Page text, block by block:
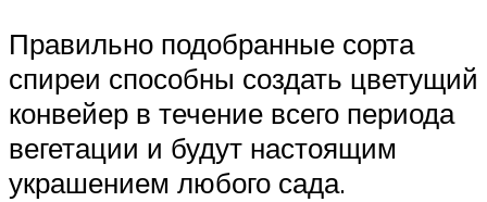
Правильно подобранные сорта
спиреи способны создать цветущий
конвейер в течение всего периода
вегетации и будут настоящим
украшением любого сада.